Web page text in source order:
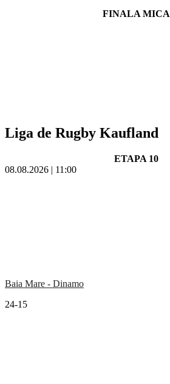
FINALA MICA
Liga de Rugby Kaufland
ETAPA 10
08.08.2026 | 11:00
Baia Mare - Dinamo
24-15